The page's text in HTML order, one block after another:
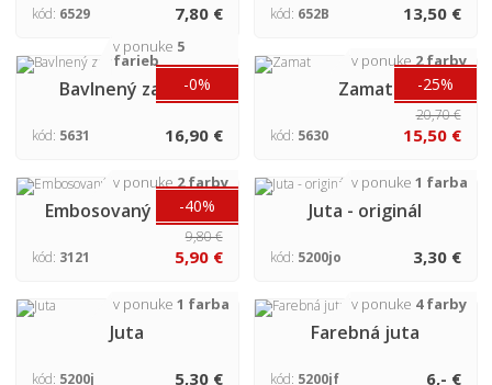
kód: 6529 7,80 € kód: 652B 13,50 €
-0%
v ponuke 5
farieb
Bavlnený zamat
kód: 5631 16,90 €
-25%
v ponuke2 farby
Zamat
20,70 €
kód: 5630 15,50 €
-40%
v ponuke2 farby
Embosovaný zamat
9,80 €
kód: 3121 5,90 €
v ponuke 1 farba
Juta - originál
kód: 5200jo 3,30 €
v ponuke 1 farba
Juta
kód: 5200j 5,30 €
v ponuke 4 farby
Farebná juta
kód: 5200jf 6,- €